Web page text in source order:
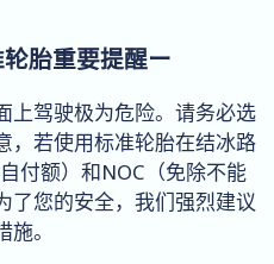
胎重要提醒ー
上驾驶极为危险。请务必选
，若使用标准轮胎在结冰路
付额）和NOC（免除不能
了您的安全，我们强烈建议
。